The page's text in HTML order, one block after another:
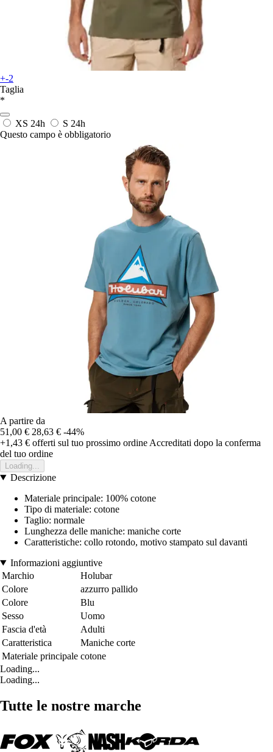
+-2
Taglia
*
XS 24h S 24h
Questo campo è obbligatorio
A partire da
51,00 € 28,63 € -44%
+1,43 € offerti sul tuo prossimo ordine Accreditati dopo la conferma
del tuo ordine
Loading...
Descrizione
Materiale principale: 100% cotone
Tipo di materiale: cotone
Taglio: normale
Lunghezza delle maniche: maniche corte
Caratteristiche: collo rotondo, motivo stampato sul davanti
Informazioni aggiuntive
Marchio
Holubar
Colore
azzurro pallido
Colore
Blu
Sesso
Uomo
Fascia d'età
Adulti
Caratteristica
Maniche corte
Materiale principale cotone
Loading...
Loading...
Tutte le nostre marche